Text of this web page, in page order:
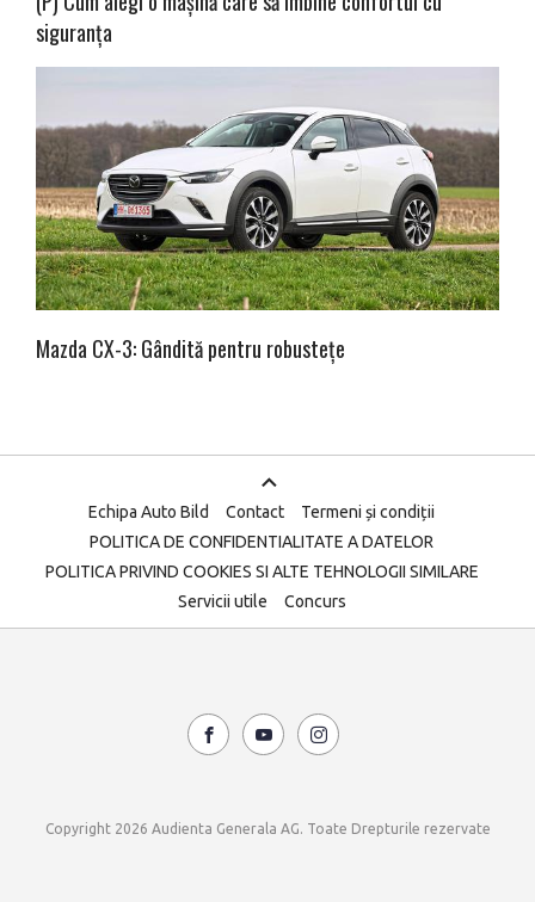
siguranța
Mazda CX-3: Gândită pentru robustețe
Echipa Auto Bild Contact
Termeni și condiții
POLITICA DE CONFIDENTIALITATE A DATELOR
POLITICA PRIVIND COOKIES SI ALTE TEHNOLOGII SIMILARE
Servicii utile
Concurs
Copyright 2026 Audienta Generala AG. Toate Drepturile rezervate